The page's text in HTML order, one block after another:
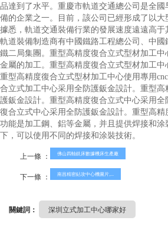
品達到了水平。重慶市軌道交通總公司是全
備的企業之一。目前，該公司已經形成了以大
據悉，軌道交通裝備行業的發展速度遠遠高
軌道裝備制造商有中國鐵路工程總公司、中國
鐵二局集團。重型高精度復合立式型材加工
金屬的加工。重型高精度復合立式型材加工中
重型高精度復合立式型材加工中心使用專用
合立式加工中心采用全防護鈑金設計。重型
護鈑金設計。重型高精度復合立式中心采用
復合立式中心采用全防護鈑金設計。重型高
功能是加工鋼、鋁等金屬，并且提供焊接和
下，可以使用不同的焊接和涂裝技術。
上一條 ： 佛山四軸銑床數據機床生產廠
下一條 ： 南昌精密鉆攻中心機圖片,...
關鍵詞： 深圳立式加工中心哪家好